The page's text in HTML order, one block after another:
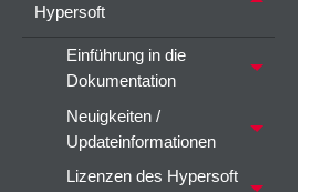
Hypersoft
Einführung in die
Dokumentation
Neuigkeiten /
Updateinformationen
Lizenzen des Hypersoft